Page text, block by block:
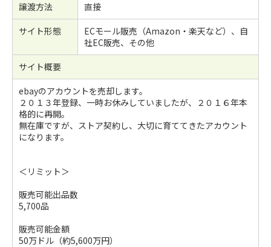
譲渡方法
直接
サイト形態
ECモール販売（Amazon・楽天など）、自
社EC販売、その他
サイト概要
ebayのアカウントを売却します。
２０１３年登録、一時お休みしていましたが、２０１６年本
格的に再開。
無在庫ですが、ストア契約し、大切に育ててきたアカウント
になります。
＜リミット＞
販売可能出品数
5,700品
販売可能金額
50万ドル（約5,600万円）